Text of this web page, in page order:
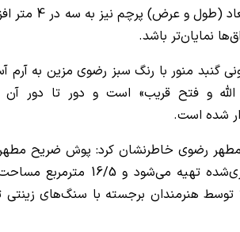
تعویض و مرتفع‌تر شد و
نمایان‌تر باشد.
گنبد منور با رنگ سبز رضوی مزین به
و فتح قریب» است و دور تا دور آن
شده است.
رضوی خاطرنشان کرد: پوش ضریح مطهر
نوع مخمل نفیس و گلدوزی‌شده تهیه می‌شود
هنرمندان برجسته با سنگ‌های زینتی